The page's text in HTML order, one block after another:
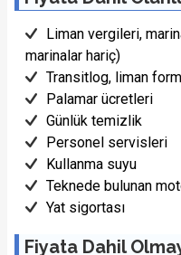
Liman vergileri,
marinalar hariç)
Transitlog, liman
Palamar ücretleri
Günlük temizlik
Personel servisleri
Kullanma suyu
Teknede bulunan
Yat sigortası
Fiyata Dahil